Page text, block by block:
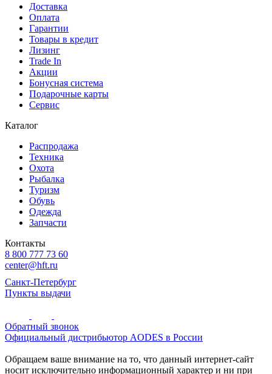
Доставка
Оплата
Гарантии
Товары в кредит
Лизинг
Trade In
Акции
Бонусная система
Подарочные карты
Сервис
Каталог
Распродажа
Техника
Охота
Рыбалка
Туризм
Обувь
Одежда
Запчасти
Контакты
8 800 777 73 60
center@hft.ru
Санкт-Петербург
Пункты выдачи
Обратный звонок
Официальный дистрибьютор AODES в России
Обращаем ваше внимание на то, что данный интернет-сайт
носит исключительно информационный характер и ни при